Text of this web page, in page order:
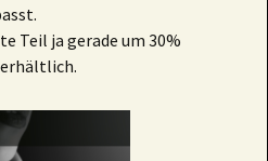
Teil ja gerade um 30%